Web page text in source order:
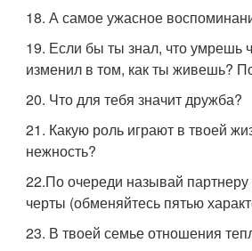
18. А самое ужасное
19. Если бы ты знал, что умрешь
изменил в том, как ты живешь?
20. Что для тебя значит дружба?
21. Какую роль играют в твоей
нежность?
22.По очереди называй
черты (обменяйтесь пятью
23. В твоей семье отношения